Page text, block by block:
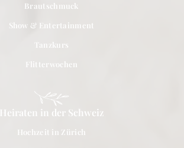
Brautschmuck
Show & Entertainment
Tanzkurs
Flitterwochen
Heiraten in der Schweiz
Hochzeit in Zürich